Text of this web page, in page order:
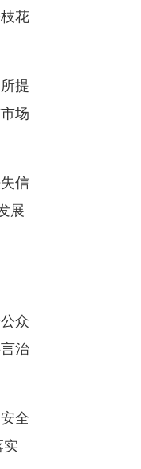
花
提
场
信
展
众
治
全
实